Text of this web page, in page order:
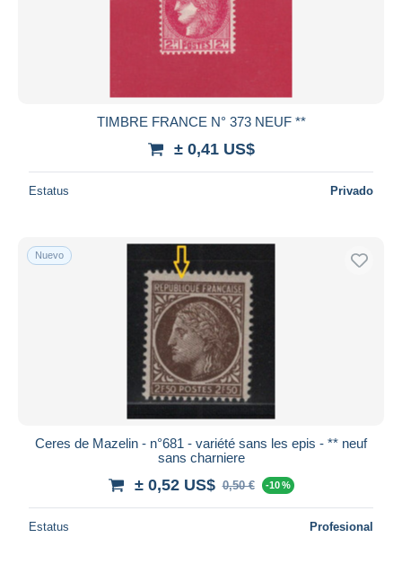
TIMBRE FRANCE N° 373 NEUF **
± 0,41 US$
Estatus Privado
Nuevo
Ceres de Mazelin - n°681 - variété sans les epis - ** neuf
sans charniere
± 0,52 US$ 0,50 € -10 %
Estatus Profesional